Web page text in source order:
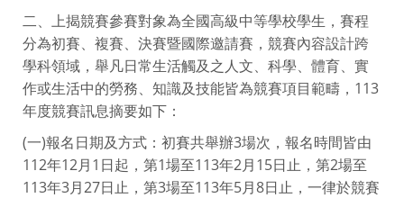
二、上揭競賽參賽對象為全國高級中等學校學生，賽程
分為初賽、複賽、決賽暨國際邀請賽，競賽內容設計跨
學科領域，舉凡日常生活觸及之人文、科學、體育、實
作或生活中的勞務、知識及技能皆為競賽項目範疇，113
年度競賽訊息摘要如下：
(一)報名日期及方式：初賽共舉辦3場次，報名時間皆由
112年12月1日起，第1場至113年2月15日止，第2場至
113年3月27日止，第3場至113年5月8日止，一律於競賽